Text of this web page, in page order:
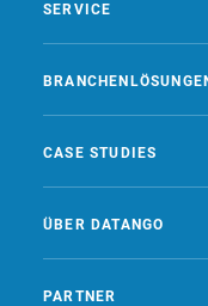
SERVICE
CASE STUDIES
ÜBER DATANGO
PARTNER